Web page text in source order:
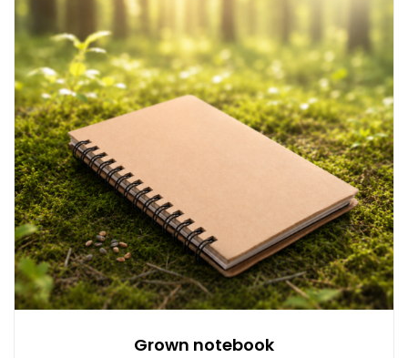
Grown notebook